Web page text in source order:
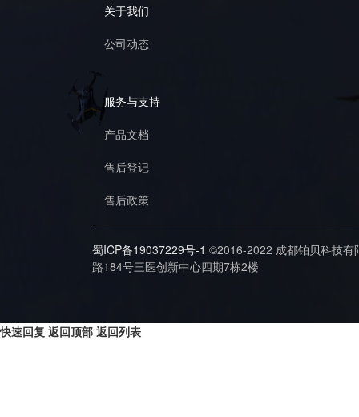
关于我们
公司动态
服务与支持
产品文档
售后登记
售后政策
蜀ICP备19037229号-1 ©2016-2022 成都铂贝科技
路184号三医创新中心四期7栋2楼
快速回复 返回顶部 返回列表